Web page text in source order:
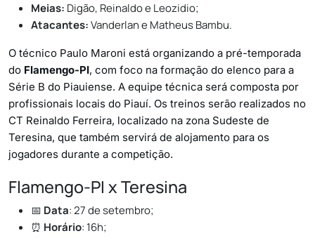
Meias: Digão, Reinaldo e Leozidio;
Atacantes:Vanderlan e Matheus Bambu.
O técnico Paulo Maroni está organizando a pré-temporada
do Flamengo-PI, com foco na formação do elenco para a
Série B do Piauiense. A equipe técnica será composta por
profissionais locais do Piauí. Os treinos serão realizados no
CT Reinaldo Ferreira, localizado na zona Sudeste de
Teresina, que também servirá de alojamento para os
jogadores durante a competição.
Flamengo-PI x Teresina
📅 Data: 27 de setembro;
⏰ Horário: 16h;